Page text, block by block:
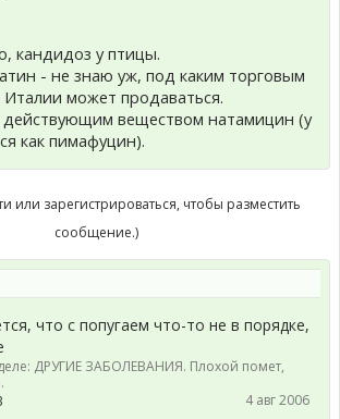
кандидоз у птицы.
- не знаю уж, под каким торговым
может продаваться.
действующим веществом натамицин (у
как пимафуцин).
или зарегистрироваться, чтобы разместить
сообщение.)
что с попугаем что-то не в порядке,
ДРУГИЕ ЗАБОЛЕВАНИЯ. Плохой помет,
4 авг 2006